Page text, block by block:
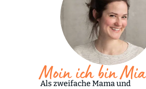
Moin ich bin Mia
Als zweifache Mama und